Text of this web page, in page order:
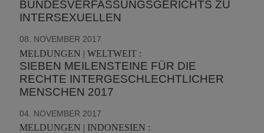
BUNDESVERFASSUNGSGERICHTS ZU
INTERSEXUELLEN
08. NOVEMBER 2017
MELDUNGEN | WELTWEIT :
SIEBEN MEILENSTEINE FÜR DIE
RECHTE INTERGESCHLECHTLICHER
MENSCHEN 2017
04. NOVEMBER 2017
MELDUNGEN | INDONESIEN :